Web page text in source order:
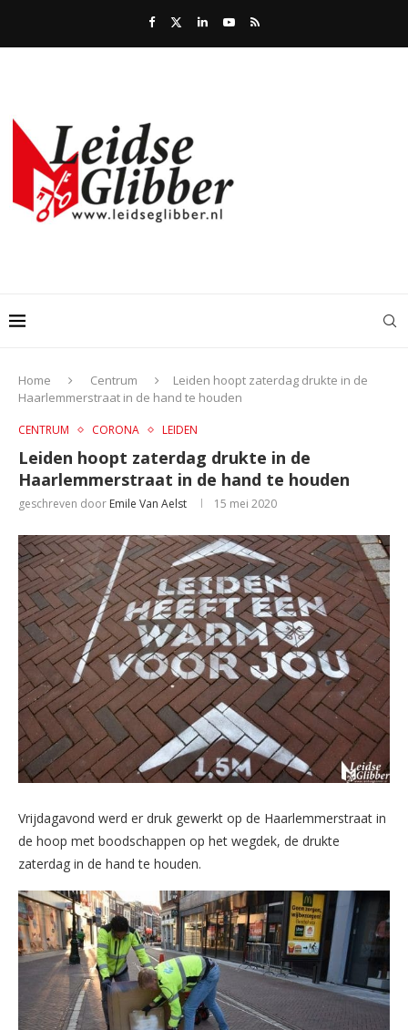
Home Centrum
Leiden hoopt zaterdag drukte in de
Haarlemmerstraat in de hand te houden
CENTRUM CORONA LEIDEN
Leiden hoopt zaterdag drukte in de
Haarlemmerstraat in de hand te houden
geschreven door Emile Van Aelst 15 mei 2020
Vrijdagavond werd er druk gewerkt op de Haarlemmerstraat in
de hoop met boodschappen op het wegdek, de drukte
zaterdag in de hand te houden.